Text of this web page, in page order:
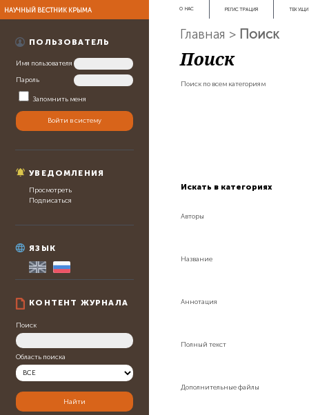
НАУЧНЫЙ ВЕСТНИК КРЫМА
ПОЛЬЗОВАТЕЛЬ
Имя пользователя
Пароль
Запомнить меня
УВЕДОМЛЕНИЯ
Просмотреть
Подписаться
ЯЗЫК
КОНТЕНТ ЖУРНАЛА
Поиск
Область поиска
О НАС РЕГИСТРАЦИЯ
Главная > Поиск
Поиск
Поиск по всем категориям
Искать в категориях
Авторы
Название
Аннотация
Полный текст
Дополнительные файлы